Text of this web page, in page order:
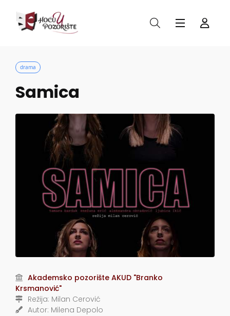
drama
Samica
Akademsko pozorište AKUD "Branko
Krsmanović"
Režija: Milan Cerović
Autor: Milena Depolo